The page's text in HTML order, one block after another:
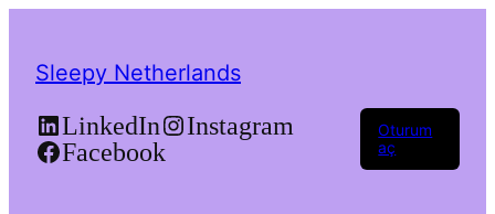
Sleepy Netherlands
LinkedIn
Instagram
Facebook
Oturum
aç